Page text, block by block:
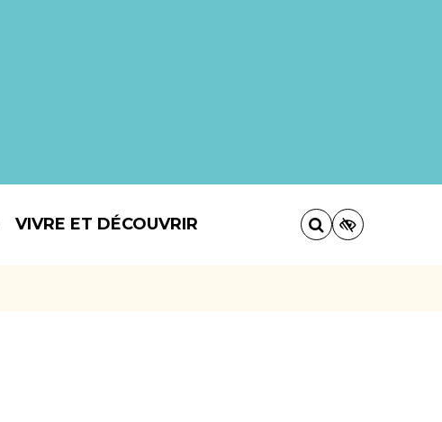
VIVRE ET DÉCOUVRIR